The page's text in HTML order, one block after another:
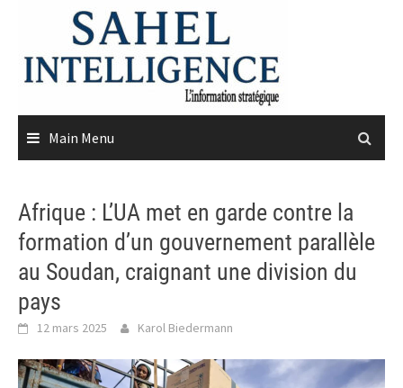
content
Main Menu
Afrique : L’UA met en garde contre la
formation d’un gouvernement parallèle
au Soudan, craignant une division du
pays
12 mars 2025 Karol Biedermann